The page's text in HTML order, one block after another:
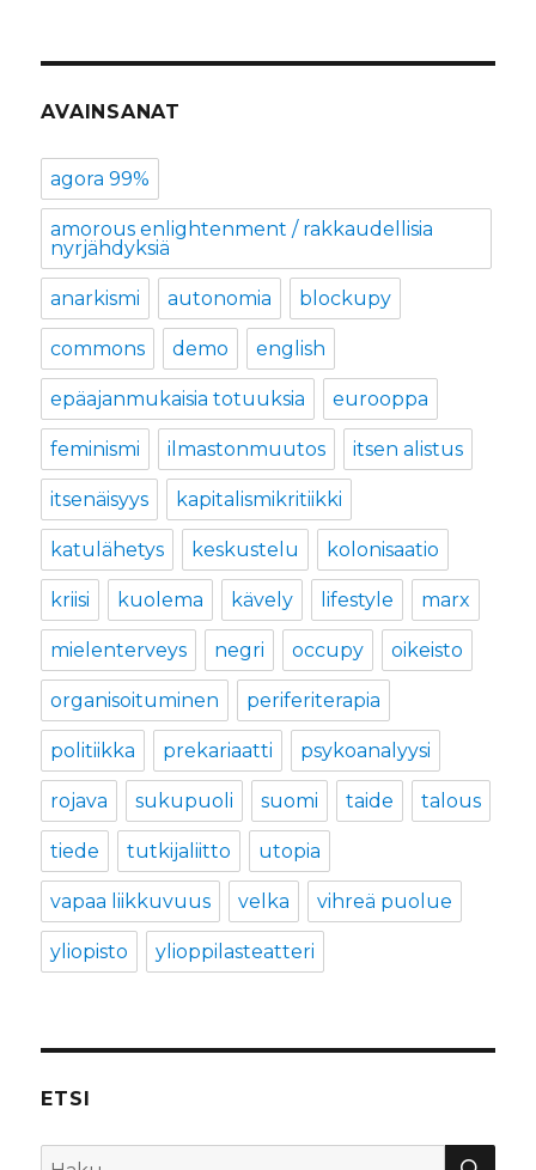
AVAINSANAT
agora 99%
amorous enlightenment / rakkaudellisia
nyrjähdyksiä
anarkismi autonomia blockupy
commons demo english
epäajanmukaisia totuuksia eurooppa
feminismi ilmastonmuutos itsen alistus
itsenäisyys kapitalismikritiikki
katulähetys keskustelu kolonisaatio
kriisi kuolema kävely lifestyle marx
mielenterveys negri occupy oikeisto
organisoituminen periferiterapia
politiikka prekariaatti psykoanalyysi
rojava sukupuoli suomi taide talous
tiede tutkijaliitto utopia
vapaa liikkuvuus velka vihreä puolue
yliopisto ylioppilasteatteri
ETSI
Etsi: